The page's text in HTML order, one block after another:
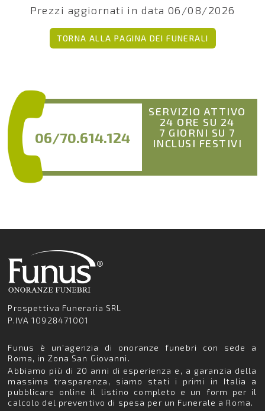
Prezzi aggiornati in data 06/08/2026
TORNA ALLA PAGINA DEI FUNERALI
06/70.614.124
SERVIZIO ATTIVO
24 ORE SU 24
7 GIORNI SU 7
INCLUSI FESTIVI
Prospettiva Funeraria SRL
P.IVA 10928471001
Funus è un'agenzia di onoranze funebri con sede a
Roma, in Zona San Giovanni.
Abbiamo più di 20 anni di esperienza e, a garanzia della
massima trasparenza, siamo stati i primi in Italia a
pubblicare online il listino completo e un form per il
calcolo del preventivo di spesa per un Funerale a Roma.